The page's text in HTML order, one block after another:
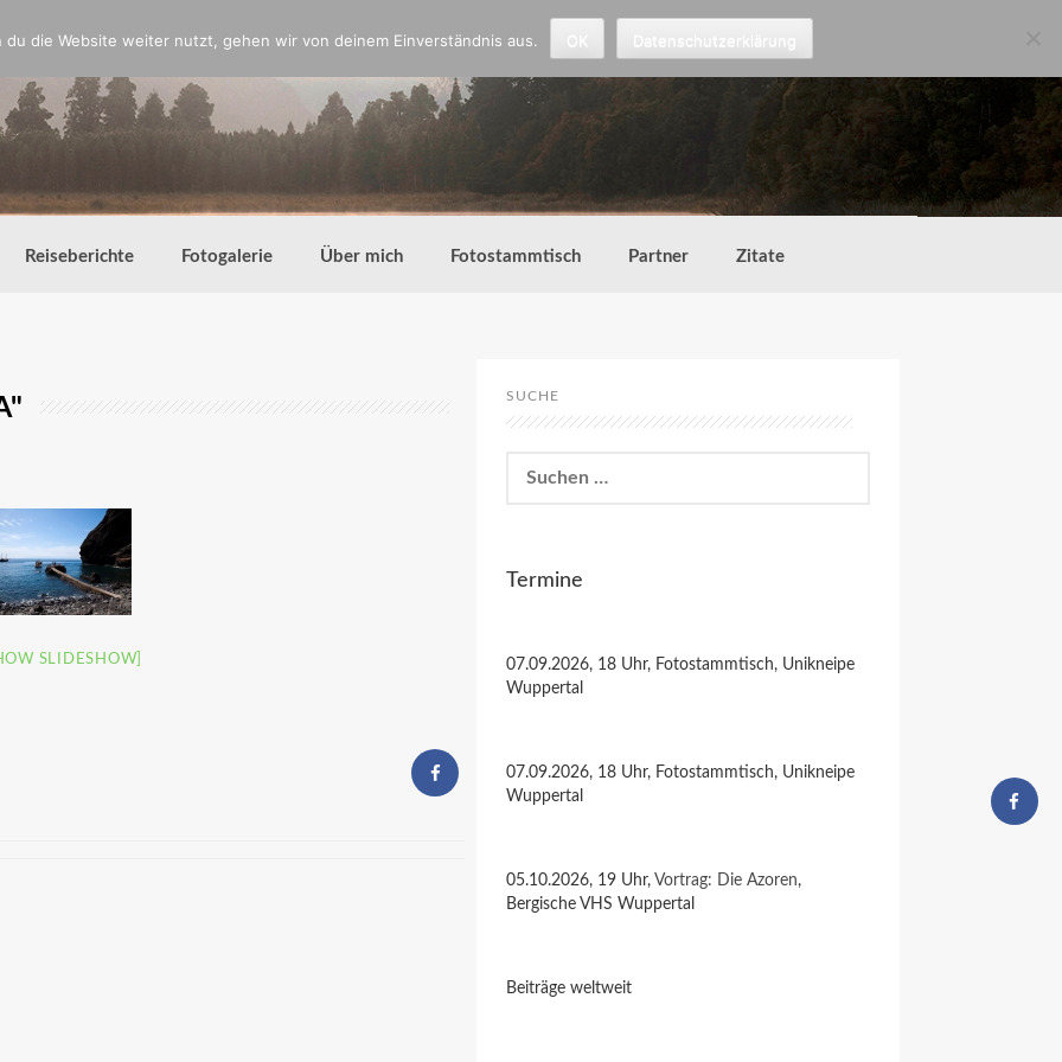
Reiseberichte Fotogalerie Über mich Fotostammtisch Partner Zitate
SLIDESHOW]
SUCHE
nach:
Termine
07.09.2026, 18 Uhr, Fotostammtisch, Unikneipe
Wuppertal
07.09.2026, 18 Uhr, Fotostammtisch, Unikneipe
Wuppertal
05.10.2026, 19 Uhr, Vortrag: Die Azoren,
Bergische VHS Wuppertal
Beiträge weltweit
die Website weiter nutzt, gehen wir von deinem Einverständnis aus.